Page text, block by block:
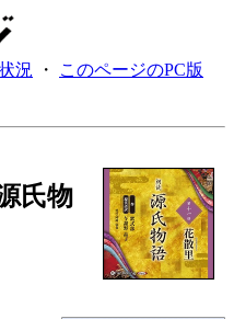
況 ・ このページのPC版
氏物